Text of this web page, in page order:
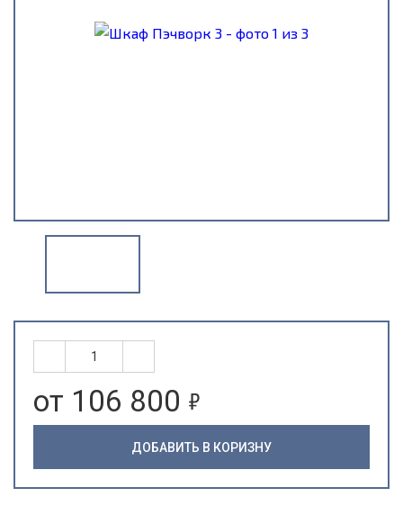
от 106 800 5
ДОБАВИТЬ В КОРИЗНУ